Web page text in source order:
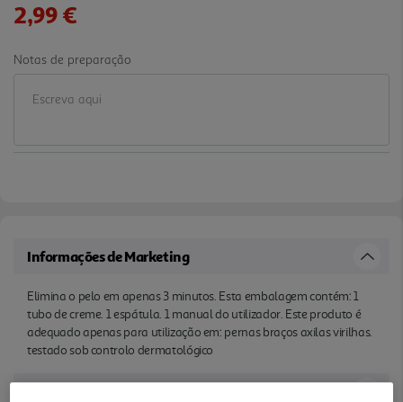
2,99 €
Notas de preparação
Informações de Marketing
Elimina o pelo em apenas 3 minutos. Esta embalagem contém: 1
tubo de creme. 1 espátula. 1 manual do utilizador. Este produto é
adequado apenas para utilização em: pernas braços axilas virilhas.
testado sob controlo dermatológico